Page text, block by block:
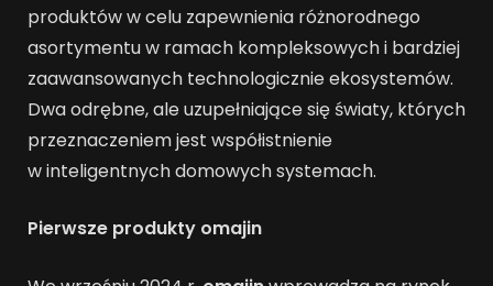
produktów w celu zapewnienia różnorodnego
asortymentu w ramach kompleksowych i bardziej
zaawansowanych technologicznie ekosystemów.
Dwa odrębne, ale uzupełniające się światy, których
przeznaczeniem jest współistnienie
w inteligentnych domowych systemach.
Pierwsze produkty omajin